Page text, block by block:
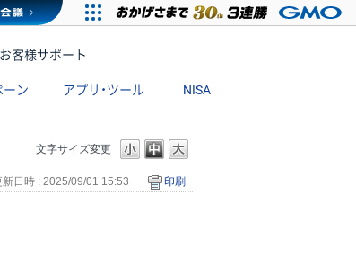
お客様サポート
ーン アプリ・ツール NISA
文字サイズ変更
新日時 : 2025/09/01 15:53 印刷